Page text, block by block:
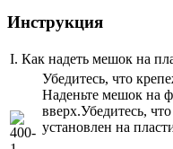
Инструкция
I. Как надеть мешок на
Убедитесь, что
Наденьте мешок на
вверх.Убедитесь,
установлен на